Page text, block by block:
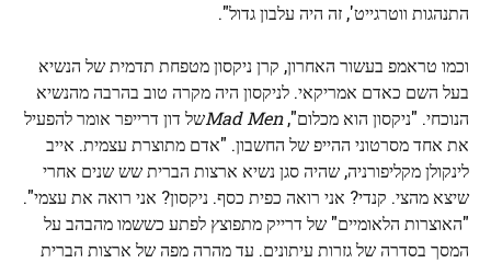
התנהגות ווטרגייט', זה היה עלבון גדול".
וכמו טראמפ בעשור האחרון, קרן ניקסון מטפחת תדמית של הנשיא
בעל השם כאדם אמריקאי. לניקסון היה מקרה טוב בהרבה מהנשיא
הנוכחי. "ניקסון הוא מכלום",Mad Menשל דון דרייפר אומר להפעיל
את אחד מסרטוני ההייפ של החשבון. "אדם מתוצרת עצמית. אייב
לינקולן מקליפורניה, שהיה סגן נשיא ארצות הברית שש שנים אחרי
שיצא מהצי. קנדי? אני רואה כפית כסף. ניקסון? אני רואה את עצמי".
"האוצרות הלאומיים" של דרייק מתפוצץ לפתע כששמו מהבהב על
המסך בסדרה של גזרות עיתונים. עד מהרה מפה של ארצות הברית